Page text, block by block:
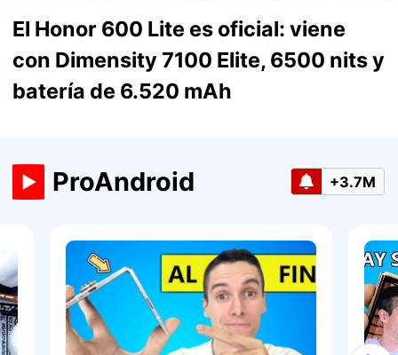
El Honor 600 Lite es oficial: viene
con Dimensity 7100 Elite, 6500 nits y
batería de 6.520 mAh
ProAndroid +3.7M